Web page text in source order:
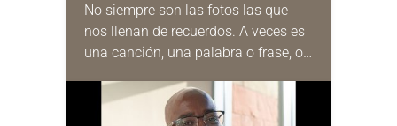
No siempre son las fotos las que
nos llenan de recuerdos. A veces es
una canción, una palabra o frase, o